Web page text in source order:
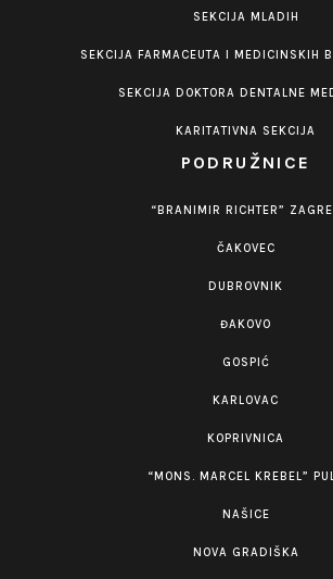
SEKCIJA MLADIH
SEKCIJA FARMACEUTA I MEDICINSKIH
SEKCIJA DOKTORA DENTALNE
KARITATIVNA SEKCIJA
PODRUŽNICE
“BRANIMIR RICHTER”
ČAKOVEC
DUBROVNIK
ĐAKOVO
GOSPIĆ
KARLOVAC
KOPRIVNICA
“MONS. MARCEL KREBEL”
NAŠICE
NOVA GRADIŠKA